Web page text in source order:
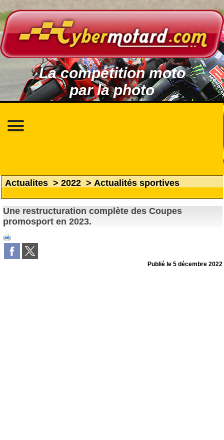
La compétition moto
par la photo
Actualites > 2022 > Actualités sportives
Une restructuration complète des Coupes
promosport en 2023.
Publié le5 décembre 2022